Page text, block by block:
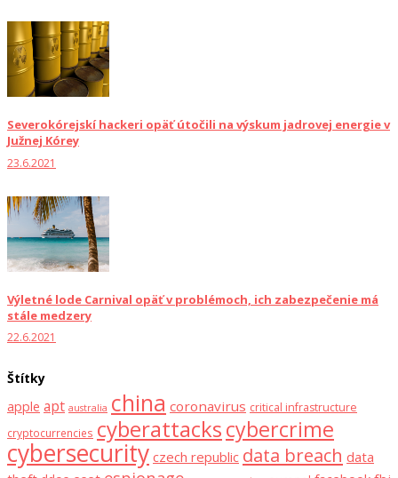
Severokórejskí hackeri opäť útočili na výskum jadrovej energie v
Južnej Kórey
23.6.2021
Výletné lode Carnival opäť v problémoch, ich zabezpečenie má
stále medzery
22.6.2021
Štítky
apple apt australia china coronavirus critical infrastructure
cryptocurrencies cyberattackscybercrime
cybersecurity czech republic data breach data